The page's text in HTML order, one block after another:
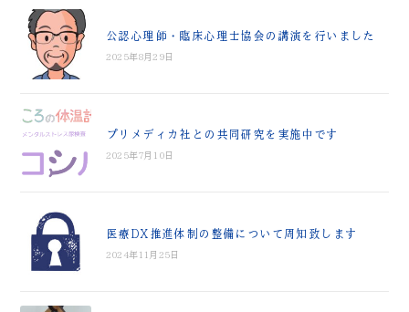
公認心理師・臨床心理士協会の講演を行いました
2025年8月29日
プリメディカ社との共同研究を実施中です
2025年7月10日
医療DX推進体制の整備について周知致します
2024年11月25日